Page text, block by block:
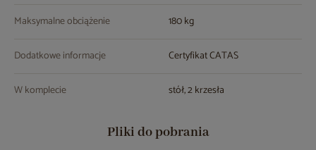
Maksymalne obciążenie 180 kg
Dodatkowe informacje Certyfikat CATAS
W komplecie stół, 2 krzesła
Pliki do pobrania